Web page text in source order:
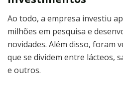
Ao todo, a empresa investiu
milhões em pesquisa e
novidades. Além disso, foram
que se dividem entre lácteos,
e outros.